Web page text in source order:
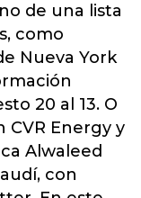
de una lista
como
Nueva York
20 al 13. O
CVR Energy y
Alwaleed
con